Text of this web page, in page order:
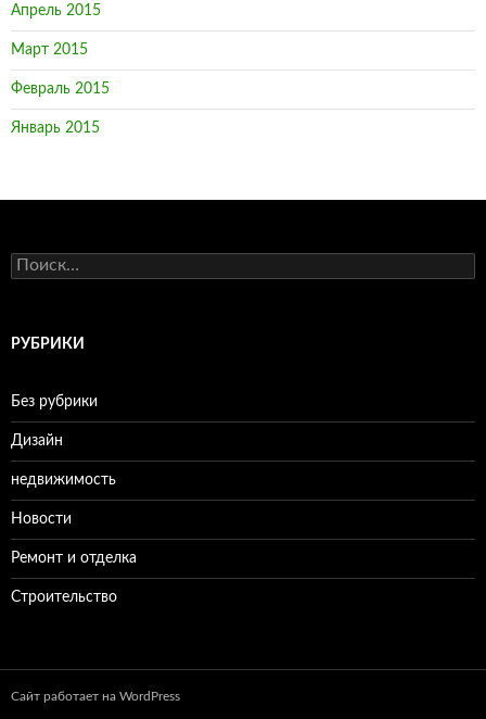
Апрель 2015
Март 2015
Февраль 2015
Январь 2015
Н
а
иРУБРИКИ
Без рубрики
Дизайн
недвижимость
Новости
Ремонт и отделка
Строительство
Сайт работает на WordPress